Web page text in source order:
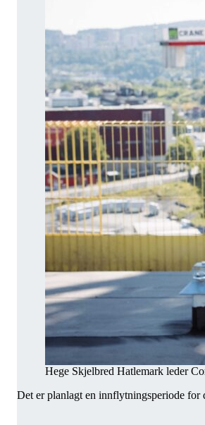
Hege Skjelbred Hatlemark leder
Det er planlagt en innflytningsperiode